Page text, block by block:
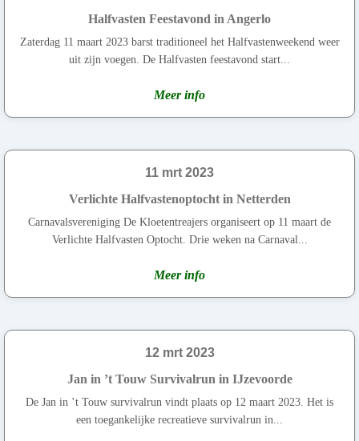
Halfvasten Feestavond in Angerlo
Zaterdag 11 maart 2023 barst traditioneel het Halfvastenweekend weer
uit zijn voegen. De Halfvasten feestavond start...
Meer info
11 mrt 2023
Verlichte Halfvastenoptocht in Netterden
Carnavalsvereniging De Kloetentreajers organiseert op 11 maart de
Verlichte Halfvasten Optocht. Drie weken na Carnaval...
Meer info
12 mrt 2023
Jan in ’t Touw Survivalrun in IJzevoorde
De Jan in ’t Touw survivalrun vindt plaats op 12 maart 2023. Het is
een toegankelijke recreatieve survivalrun in...